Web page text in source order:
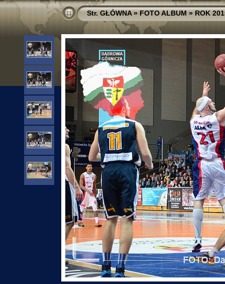
Str. GŁÓWNA»FOTO ALBUM»ROK